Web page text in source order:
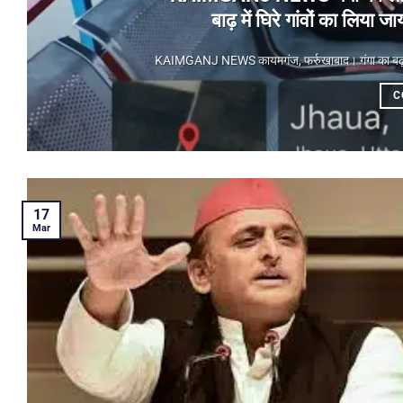
बाढ़ में घिरे गांवों का
KAIMGANJ NEWS कायमगंज, फर्रुखाबाद। गंगा का
17
Mar